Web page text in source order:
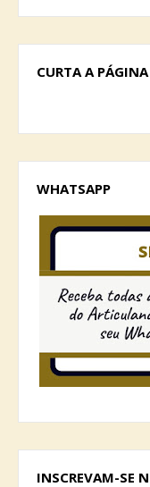
CURTA A
WHATSAPP
INSCREVAM-SE